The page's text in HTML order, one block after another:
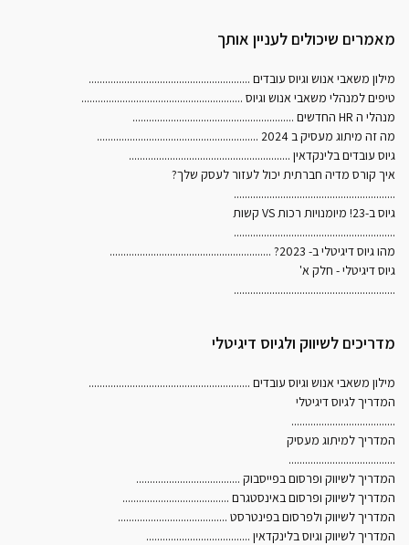
מאמרים שיכולים לעניין אותך
מילון משאבי אנוש וגיוס עובדים ...........................................................
טיפים למנהלי משאבי אנוש וגיוס ...........................................................
מנהלי ה HR החדשים
...........................................................
מה זה מיתוג מעסיק ב 2024
...........................................................
גיוס עובדים בלינקדאין ...........................................................
איך קורס מדיה חברתית יכול לעזור לעסק שלך?
...........................................................
גיוס ב-23! מיומנויות רכות VS קשות
...........................................................
מהו גיוס דיגיטלי ב- 2023?
...........................................................
גיוס דיגיטלי - חלק א'
...........................................................
מדריכים לשיווק ולגיוס דיגיטלי
מילון משאבי אנוש וגיוס עובדים ...........................................................
המדריך לגיוס דיגיטלי
......................................
המדריך למיתוג מעסיק
.......................................
המדריך לשיווק ופרסום בפייסבוק ......................................
המדריך לשיווק ופרסום באינסטגרם .......................................
המדריך לשיווק ולפרסום בפינטרסט ........................................
המדריך לשיווק וגיוס בלינקדאין ......................................